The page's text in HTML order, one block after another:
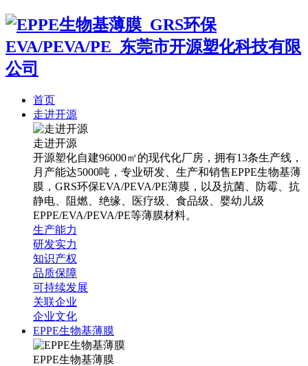
首页
走进开源
走进开源
开源塑化自建96000㎡的现代化厂房，拥有13条生产线，
月产能达5000吨，专业研发、生产和销售EPPE生物基薄
膜，GRS环保EVA/PEVA/PE薄膜，以及抗菌、防霉、抗
静电、阻燃、绝缘、医疗级、食品级、婴幼儿级
EPPE/EVA/PEVA/PE等薄膜材料。
生产能力
研发实力
知识产权
品质保障
可持续发展
关联企业
企业文化
EPPE生物基薄膜
EPPE生物基薄膜